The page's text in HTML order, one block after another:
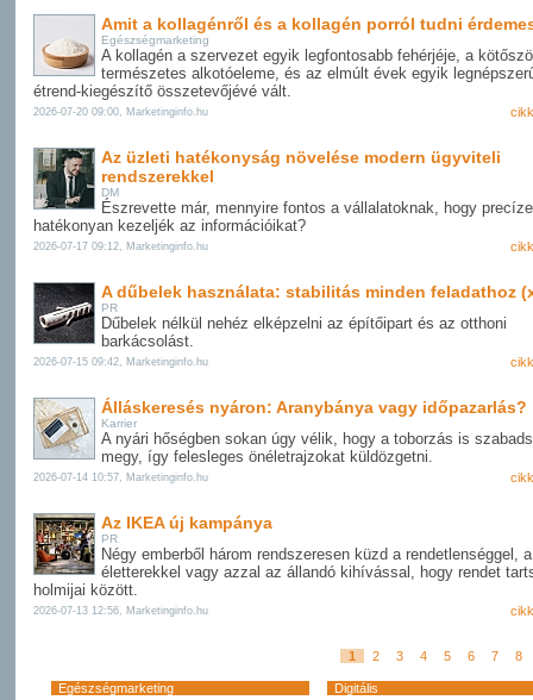
Amit a kollagénről és a kollagén porról tudni
Egészségmarketing
A kollagén a szervezet egyik legfontosabb fehérjéje, a
természetes alkotóeleme, és az elmúlt évek egyik
étrend-kiegészítő összetevőjévé vált.
2026-07-20 09:00, Marketinginfo.hu
Az üzleti hatékonyság növelése modern ügyviteli
rendszerekkel
DM
Észrevette már, mennyire fontos a vállalatoknak, hogy
hatékonyan kezeljék az információikat?
2026-07-17 09:12, Marketinginfo.hu
A dűbelek használata: stabilitás minden feladathoz
PR
Dűbelek nélkül nehéz elképzelni az építőipart és az otthoni
barkácsolást.
2026-07-15 09:42, Marketinginfo.hu
Álláskeresés nyáron: Aranybánya vagy időpazarlás?
Karrier
A nyári hőségben sokan úgy vélik, hogy a toborzás is
megy, így felesleges önéletrajzokat küldözgetni.
2026-07-14 10:57, Marketinginfo.hu
Az IKEA új kampánya
PR
Négy emberből három rendszeresen küzd a rendetlenséggel,
életterekkel vagy azzal az állandó kihívással, hogy rendet
holmijai között.
2026-07-13 12:56, Marketinginfo.hu
1 2 3 4 5 6 7 8
Egészségmarketing
Digitális